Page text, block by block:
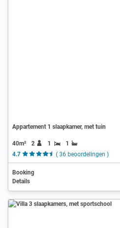
Appartement 1 slaapkamer, met tuin
40m² 2 1
1
4.7
( 36 beoordelingen )
Booking
Details